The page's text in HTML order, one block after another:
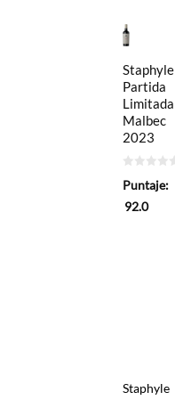
Staphyle
Partida
Limitada
Malbec
2023
de
Puntaje:
92.0
Staphyle